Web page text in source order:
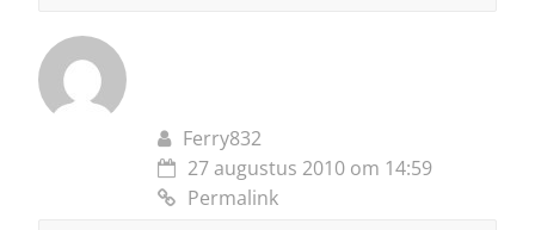
Ferry832
27 augustus 2010 om 14:59
Permalink